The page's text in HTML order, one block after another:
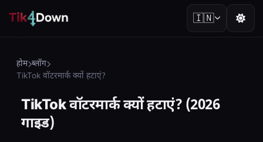
🇮🇳
होम ब्लॉग
TikTok वॉटरमार्क क्यों हटाएं?
TikTok वॉटरमार्क क्यों हटाएं? (2026
गाइड)